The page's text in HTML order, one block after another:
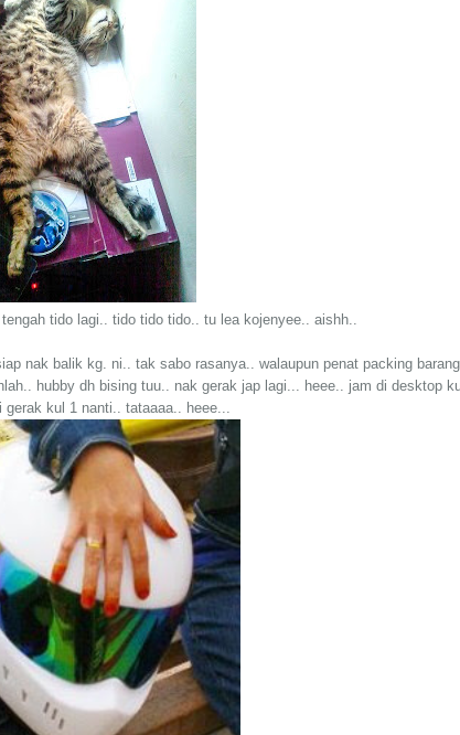
tido lagi.. tido tido tido.. tu lea kojenyee.. aishh..
nak balik kg. ni.. tak sabo rasanya.. walaupun penat packing
hubby dh bising tuu.. nak gerak jap lagi... heee.. jam di desktop
gerak kul 1 nanti.. tataaaa.. heee...